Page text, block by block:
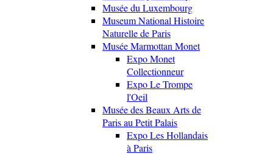
Musée du Luxembourg
Museum National Histoire
Naturelle de Paris
Musée Marmottan Monet
Expo Monet
Collectionneur
Expo Le Trompe
l'Oeil
Musée des Beaux Arts de
Paris au Petit Palais
Expo Les Hollandais
à Paris